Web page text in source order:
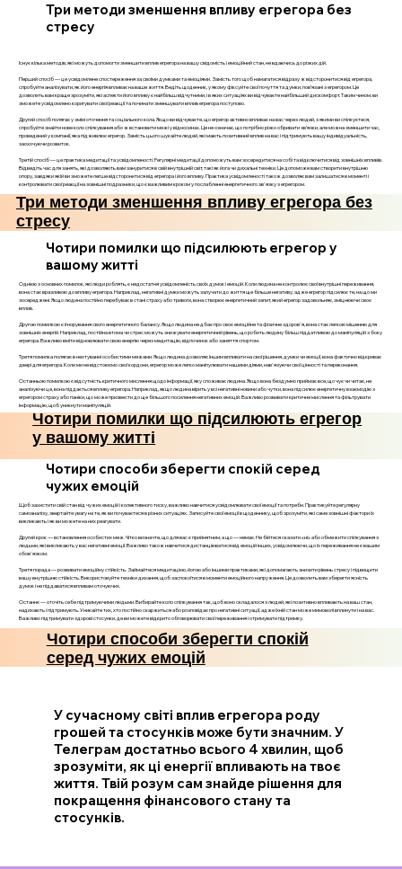
Три методи зменшення впливу егрегора без
стресу
Існує кілька методів, які можуть допомогти зменшити вплив егрегора на вашу свідомість і емоційний стан, не вдаючись до різких дій.
Перший спосіб — це усвідомлене спостереження за своїми думками та емоціями. Замість того щоб намагатися відразу ж відсторонитися від егрегора,
спробуйте аналізувати, як його енергія впливає на ваше життя. Ведіть щоденник, у якому фіксуйте свої почуття та думки, пов’язані з егрегором. Це
дозволить вам краще зрозуміти, які аспекти його впливу є найбільш відчутними, і в яких ситуаціях ви відчуваєте найбільший дискомфорт. Таким чином, ви
зможете усвідомлено коригувати свої реакції та починати зменшувати вплив егрегора поступово.
Другий спосіб полягає у зміні оточення та соціального кола. Якщо ви відчуваєте, що егрегор активно впливає на вас через людей, з якими ви спілкуєтеся,
спробуйте знайти нове коло спілкування або ж встановити межі у відносинах. Це не означає, що потрібно різко обривати зв’язки, але можна зменшити час,
проведений у компанії, яка підживлює егрегор. Замість цього шукайте людей, які мають позитивний вплив на вас і підтримують вашу індивідуальність,
заохочуючи розвиток.
Третій спосіб — це практика медитації та усвідомленості. Регулярні медитації допоможуть вам зосередитися на собі та відключитися від зовнішніх впливів.
Відведіть час для занять, які дозволяють вам зануритися в свій внутрішній світ, такі як йога чи дихальні техніки. Це допоможе вам створити внутрішню
опору, завдяки якій ви зможете легше відсторонитися від егрегора і його впливу. Практика усвідомленості також дозволяє вам залишатися в моменті і
контролювати свої реакції на зовнішні подразники, що є важливим кроком у послабленні енергетичного зв'язку з егрегором.
Три методи зменшення впливу егрегора без
стресу
Чотири помилки що підсилюють егрегор у
вашому житті
Однією з основних помилок, які люди роблять, є недостатня усвідомленість своїх думок і емоцій. Коли людина не контролює свої внутрішні переживання,
вона стає вразливою до впливу егрегора. Наприклад, негативні думки можуть залучати до життя ще більше негативу, адже егрегор підсилює те, на що ми
зосереджені. Якщо людина постійно перебуває в стані страху або тривоги, вона створює енергетичний запит, який егрегор задовольняє, зміцнюючи своє
вплив.
Другою помилкою є ігнорування свого енергетичного балансу. Якщо людина не дбає про своє емоційне та фізичне здоров'я, вона стає легкою мішенню для
зовнішніх енергій. Наприклад, постійна втома чи стрес можуть знижувати енергетичний рівень, що робить людину більш піддатливою до маніпуляцій з боку
егрегора. Важливо вміти відновлювати свою енергію через медитацію, відпочинок або заняття спортом.
Третя помилка полягає в нехтуванні особистими межами. Якщо людина дозволяє іншим впливати на свої рішення, думки чи емоції, вона фактично відкриває
двері для егрегора. Коли ми не відстоюємо свої кордони, егрегор може легко маніпулювати нашими діями, нав'язуючи свої цінності та переконання.
Останньою помилкою є відсутність критичного мислення щодо інформації, яку споживає людина. Якщо вона бездумно приймає все, що чує чи читає, не
аналізуючи це, вона піддається впливу егрегора. Наприклад, якщо людина вірить у всі негативні новини або чутки, вона підсилює енергетичну взаємодію з
егрегором страху або паніки, що може призвести до ще більшого посилення негативних емоцій. Важливо розвивати критичне мислення та фільтрувати
інформацію, щоб уникнути маніпуляцій.
Чотири помилки що підсилюють егрегор
у вашому житті
Чотири способи зберегти спокій серед
чужих емоцій
Щоб захистити свій стан від чужих емоцій і колективного тиску, важливо навчитися усвідомлювати свої емоції та потреби. Практикуйте регулярну
самоаналізу, звертайте увагу на те, як ви почуваєтеся в різних ситуаціях. Записуйте свої емоції в щоденнику, щоб зрозуміти, які саме зовнішні фактори їх
викликають і як ви можете на них реагувати.
Другий крок — встановлення особистих меж. Чітко визначте, що для вас є прийнятним, а що — немає. Не бійтеся сказати «ні» або обмежити спілкування з
людьми, які викликають у вас негативні емоції. Важливо також навчитися дистанціюватися від емоцій інших, усвідомлюючи, що їх переживання не є вашим
обов'язком.
Третя порада — розвивати емоційну стійкість. Займайтеся медитацією, йогою або іншими практиками, які допомагають знизити рівень стресу і підвищити
вашу внутрішню стійкість. Використовуйте техніки дихання, щоб заспокоїтися в моменти емоційного напруження. Це дозволить вам зберегти ясність
думок і не піддаватися впливам оточуючих.
Останнє — оточіть себе підтримуючими людьми. Вибирайте коло спілкування так, щоб воно складалося з людей, які позитивно впливають на ваш стан,
надихають і підтримують. Уникайте тих, хто постійно скаржиться або розповідає про негативні ситуації, адже їхній стан може мимоволі вплинути і на вас.
Важливо підтримувати здорові стосунки, де ви можете відкрито обговорювати свої переживання і отримувати підтримку.
Чотири способи зберегти спокій
серед чужих емоцій
У сучасному світі вплив егрегора роду
грошей та стосунків може бути значним. У
Телеграм достатньо всього 4 хвилин, щоб
зрозуміти, як ці енергії впливають на твоє
життя. Твій розум сам знайде рішення для
покращення фінансового стану та
стосунків.